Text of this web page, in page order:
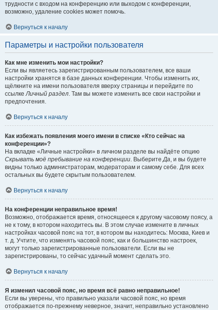
трудности с входом на конференцию или выходом с конференции,
возможно, удаление cookies может помочь.
Вернуться к началу
Параметры и настройки пользователя
Как мне изменить мои настройки?
Если вы являетесь зарегистрированным пользователем, все ваши
настройки хранятся в базе данных конференции. Чтобы изменить их,
щёлкните на имени пользователя вверху страницы и перейдите по
ссылкеЛичный раздел. Там вы можете изменить все свои настройки и
предпочтения.
Вернуться к началу
Как избежать появления моего имени в списке «Кто сейчас на
конференции»?
На вкладке «Личные настройки» в личном разделе вы найдёте опцию
Скрывать моё пребывание на конференции. ВыберитеДа, и вы будете
видны только администраторам, модераторам и самому себе. Для всех
остальных вы будете скрытым пользователем.
Вернуться к началу
На конференции неправильное время!
Возможно, отображается время, относящееся к другому часовому поясу, а
не к тому, в котором находитесь вы. В этом случае измените в личных
настройках часовой пояс на тот, в котором вы находитесь: Москва, Киев и
т. д. Учтите, что изменять часовой пояс, как и большинство настроек,
могут только зарегистрированные пользователи. Если вы не
зарегистрированы, то сейчас удачный момент сделать это.
Вернуться к началу
Я изменил часовой пояс, но время всё равно неправильное!
Если вы уверены, что правильно указали часовой пояс, но время
отображается по-прежнему неверное, значит, неправильно установлено